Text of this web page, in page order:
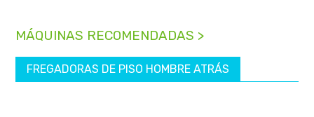
MÁQUINAS RECOMENDADAS >
FREGADORAS DE PISO HOMBRE ATRÁS